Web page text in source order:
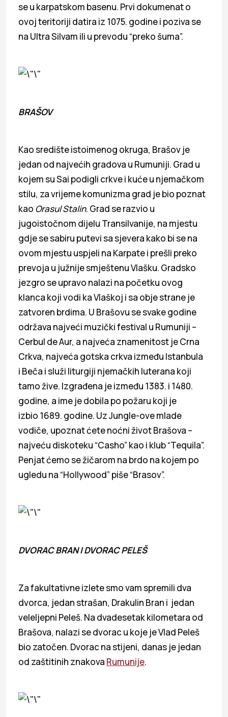
se u karpatskom basenu. Prvi dokumenat o
ovoj teritoriji datira iz 1075. godine i poziva se
na Ultra Silvam ili u prevodu “preko šuma”.
BRAŠOV
Kao središte istoimenog okruga, Brašov je
jedan od najvećih gradova u Rumuniji. Grad u
kojem su Sai podigli crkve i kuće u njemačkom
stilu, za vrijeme komunizma grad je bio poznat
kao Orasul Stalin. Grad se razvio u
jugoistočnom dijelu Transilvanije, na mjestu
gdje se sabiru putevi sa sjevera kako bi se na
ovom mjestu uspjeli na Karpate i prešli preko
prevoja u južnije smještenu Vlašku. Gradsko
jezgro se upravo nalazi na početku ovog
klanca koji vodi ka Vlaškoj i sa obje strane je
zatvoren brdima. U Brašovu se svake godine
održava najveći muzički festival u Rumuniji –
Cerbul de Aur, a najveća znamenitost je Crna
Crkva, najveća gotska crkva između Istanbula
i Beča i služi liturgiji njemačkih luterana koji
tamo žive. Izgrađena je između 1383. i 1480.
godine, a ime je dobila po požaru koji je
izbio 1689. godine. Uz Jungle-ove mlade
vodiče, upoznat ćete noćni život Brašova –
najveću diskoteku “Casho” kao i klub “Tequila”.
Penjat ćemo se žičarom na brdo na kojem po
ugledu na “Hollywood” piše “Brasov”.
DVORAC BRAN I DVORAC PELEŠ
Za fakultativne izlete smo vam spremili dva
dvorca, jedan strašan, Drakulin Bran i jedan
veleljepni Peleš. Na dvadesetak kilometara od
Brašova, nalazi se dvorac u koje je Vlad Peleš
bio zatočen. Dvorac na stijeni, danas je jedan
od zaštitinih znakova Rumunije.